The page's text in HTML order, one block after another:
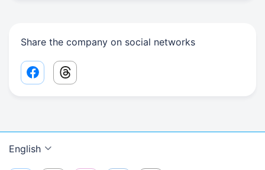
Share the company on social networks
Facebook share link
Threads share link
English